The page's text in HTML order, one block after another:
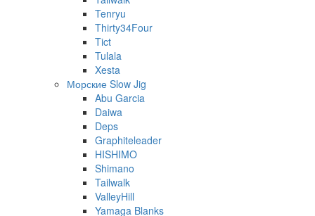
Tenryu
Thirty34Four
Tict
Tulala
Xesta
Морские Slow Jig
Abu Garcia
Daiwa
Deps
Graphiteleader
HISHIMO
Shimano
Tailwalk
ValleyHill
Yamaga Blanks